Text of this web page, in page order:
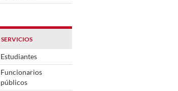
SERVICIOS
Estudiantes
Funcionarios
públicos